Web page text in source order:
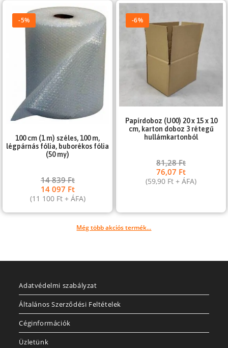
-5%
100 cm (1 m) széles, 100 m,
légpárnás fólia, buborékos fólia
(50 my)
14 839Ft
14 097 Ft
(11 100 Ft+ ÁFA)
-6%
Papírdoboz (U00) 20 x 15 x 10
cm, karton doboz 3 rétegű
hullámkartonból
81,28Ft
76,07 Ft
(59,90 Ft + ÁFA)
Még több akciós termék...
Adatvédelmi szabályzat
Általános Szerződési Feltételek
Céginformációk
Üzletünk